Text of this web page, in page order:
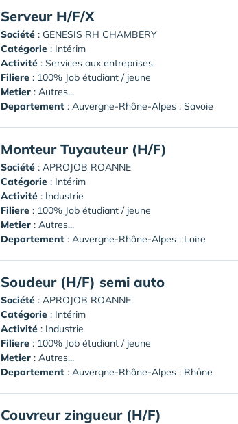
Serveur H/F/X
Société : GENESIS RH CHAMBERY
Catégorie : Intérim
Activité : Services aux entreprises
Filiere : 100% Job étudiant / jeune
Metier : Autres...
Departement : Auvergne-Rhône-Alpes : Savoie
Monteur Tuyauteur (H/F)
Société : APROJOB ROANNE
Catégorie : Intérim
Activité : Industrie
Filiere : 100% Job étudiant / jeune
Metier : Autres...
Departement : Auvergne-Rhône-Alpes : Loire
Soudeur (H/F) semi auto
Société : APROJOB ROANNE
Catégorie : Intérim
Activité : Industrie
Filiere : 100% Job étudiant / jeune
Metier : Autres...
Departement : Auvergne-Rhône-Alpes : Rhône
Couvreur zingueur (H/F)